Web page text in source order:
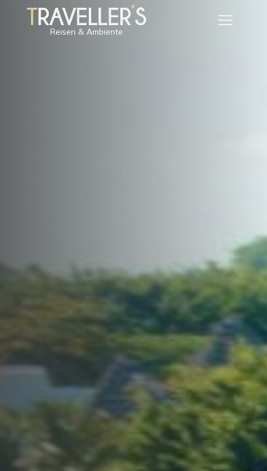
Reisen & Ambiente